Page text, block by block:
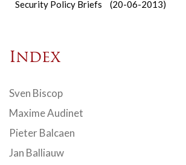
Security Policy Briefs
(20-06-2013)
Index
Sven Biscop
Maxime Audinet
Pieter Balcaen
Jan Balliauw